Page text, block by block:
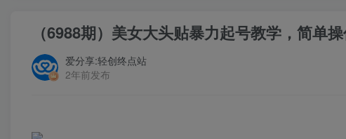
（6988期）美女大头贴暴力起号教学，简单
爱分享:轻创终点站
2年前发布